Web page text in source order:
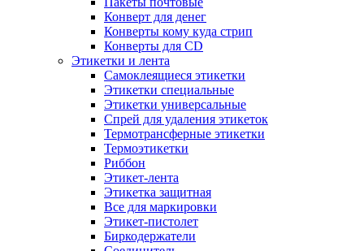
Конверт для денег
Конверты кому куда стрип
Конверты для CD
Этикетки и лента
Самоклеящиеся этикетки
Этикетки специальные
Этикетки универсальные
Спрей для удаления этикеток
Термотрансферные этикетки
Термоэтикетки
Риббон
Этикет-лента
Этикетка защитная
Все для маркировки
Этикет-пистолет
Биркодержатели